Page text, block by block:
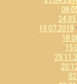
19.07.2018